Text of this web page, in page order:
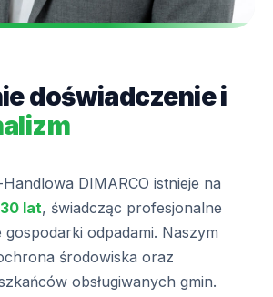
doświadczenie i
DIMARCO istnieje na
lat, świadcząc profesjonalne
gospodarki odpadami. Naszym
środowiska oraz
obsługiwanych gmin.